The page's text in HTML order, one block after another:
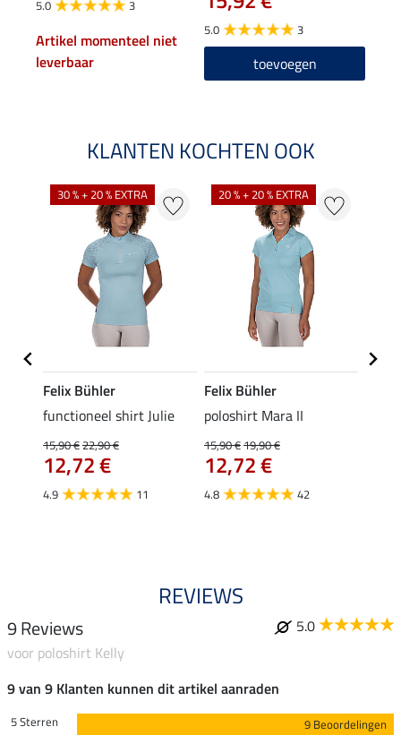
5.0 3
Artikel momenteel niet
leverbaar
5.0 3
toevoegen
KLANTEN KOCHTEN OOK
30 % + 20 % EXTRA
Felix Bühler
functioneel shirt Julie
15,90 €22,90 €
12,72 €
4.9 11
20 % + 20 % EXTRA
Felix Bühler
poloshirt Mara II
15,90 €19,90 €
12,72 €
4.8 42
REVIEWS
9 Reviews
5.0
voor poloshirt Kelly
9 van 9 Klanten kunnen dit artikel aanraden
5 Sterren
9 Beoordelingen